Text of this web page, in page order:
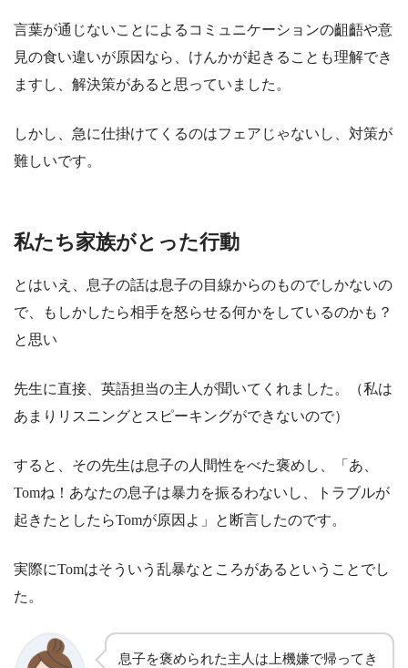
言葉が通じないことによるコミュニケーションの齟齬や意
見の食い違いが原因なら、けんかが起きることも理解でき
ますし、解決策があると思っていました。
しかし、急に仕掛けてくるのはフェアじゃないし、対策が
難しいです。
私たち家族がとった行動
とはいえ、息子の話は息子の目線からのものでしかないの
で、もしかしたら相手を怒らせる何かをしているのかも？
と思い
先生に直接、英語担当の主人が聞いてくれました。（私は
あまりリスニングとスピーキングができないので）
すると、その先生は息子の人間性をべた褒めし、「あ、
Tomね！あなたの息子は暴力を振るわないし、トラブルが
起きたとしたらTomが原因よ」と断言したのです。
実際にTomはそういう乱暴なところがあるということでし
た。
息子を褒められた主人は上機嫌で帰ってき